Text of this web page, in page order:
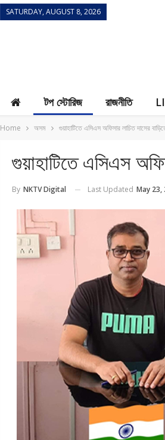
SATURDAY, AUGUST 8, 2026
টপ স্টোরিজ রাজনীতি
Home অসম গুয়াহাটিতে এসিএস অফিসার লাচিত দাসের
গুয়াহাটিতে এসিএস
By NKTV Digital Last Updated May 23,